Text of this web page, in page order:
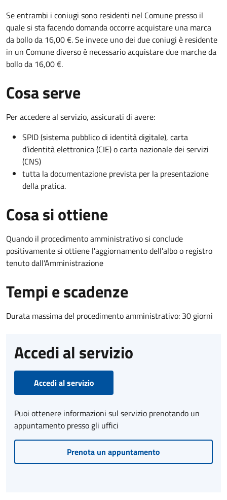
Se entrambi i coniugi sono residenti nel Comune presso il
quale si sta facendo domanda occorre acquistare una marca
da bollo da 16,00 €. Se invece uno dei due coniugi è residente
in un Comune diverso è necessario acquistare due marche da
bollo da 16,00 €.
Cosa serve
Per accedere al servizio, assicurati di avere:
SPID (sistema pubblico di identità digitale), carta
d’identità elettronica (CIE) o carta nazionale dei servizi
(CNS)
tutta la documentazione prevista per la presentazione
della pratica.
Cosa si ottiene
Quando il procedimento amministrativo si conclude
positivamente si ottiene l'aggiornamento dell'albo o registro
tenuto dall'Amministrazione
Tempi e scadenze
Durata massima del procedimento amministrativo: 30 giorni
Accedi al servizio
Accedi al servizio
Puoi ottenere informazioni sul servizio prenotando un
appuntamento presso gli uffici
Prenota un appuntamento